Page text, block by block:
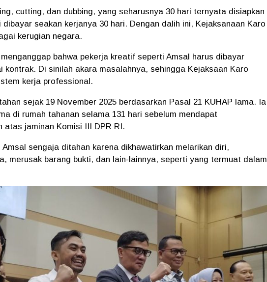
cutting, dan dubbing, yang seharusnya 30 hari ternyata disiapkan
dibayar seakan kerjanya 30 hari. Dengan dalih ini, Kejaksanaan Karo
kerugian negara.
bahwa pekerja kreatif seperti Amsal harus dibayar
kontrak. Di sinilah akara masalahnya, sehingga Kejaksaan Karo
kerja professional.
sejak 19 November 2025 berdasarkan Pasal 21 KUHAP lama. Ia
di rumah tahanan selama 131 hari sebelum mendapat
atas jaminan Komisi III DPR RI.
Amsal sengaja ditahan karena dikhawatirkan melarikan diri,
merusak barang bukti, dan lain-lainnya, seperti yang termuat dalam